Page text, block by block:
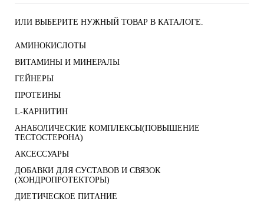
ИЛИ ВЫБЕРИТЕ НУЖНЫЙ ТОВАР В КАТАЛОГЕ.
АМИНОКИСЛОТЫ
ВИТАМИНЫ И МИНЕРАЛЫ
ГЕЙНЕРЫ
ПРОТЕИНЫ
L-КАРНИТИН
АНАБОЛИЧЕСКИЕ КОМПЛЕКСЫ(ПОВЫШЕНИЕ
ТЕСТОСТЕРОНА)
АКСЕССУАРЫ
ДОБАВКИ ДЛЯ СУСТАВОВ И СВЯЗОК
(ХОНДРОПРОТЕКТОРЫ)
ДИЕТИЧЕСКОЕ ПИТАНИЕ